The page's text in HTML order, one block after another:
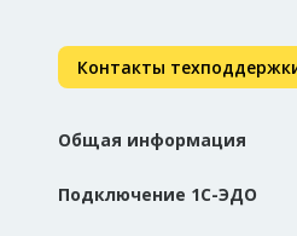
Контакты
Общая информация
Подключение 1С-ЭДО